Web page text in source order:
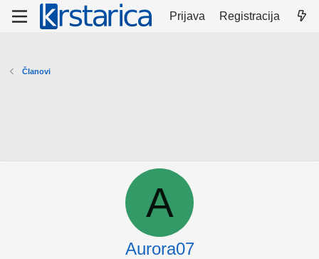
Prijava Registracija
Članovi
A
Aurora07